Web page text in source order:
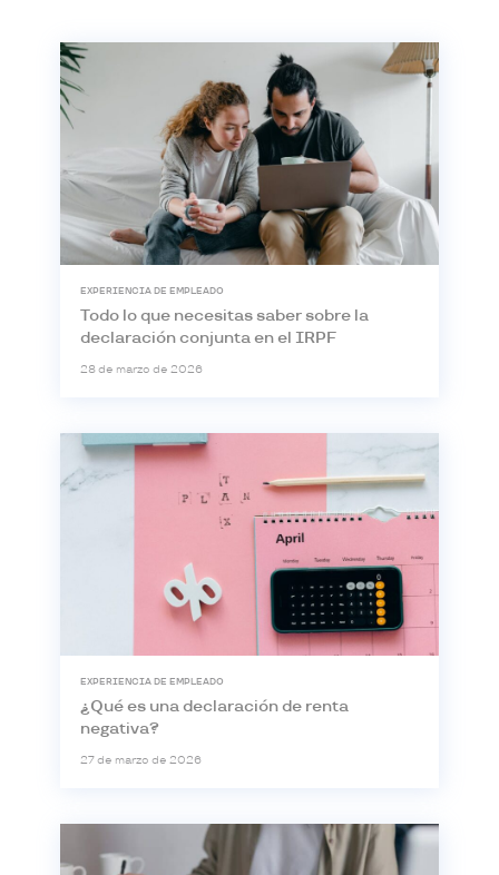
EXPERIENCIA DE EMPLEADO
Todo lo que necesitas saber sobre la
declaración conjunta en el IRPF
28 de marzo de 2026
EXPERIENCIA DE EMPLEADO
¿Qué es una declaración de renta
negativa?
27 de marzo de 2026